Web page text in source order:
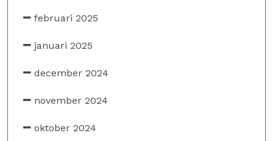
februari 2025
januari 2025
december 2024
november 2024
oktober 2024